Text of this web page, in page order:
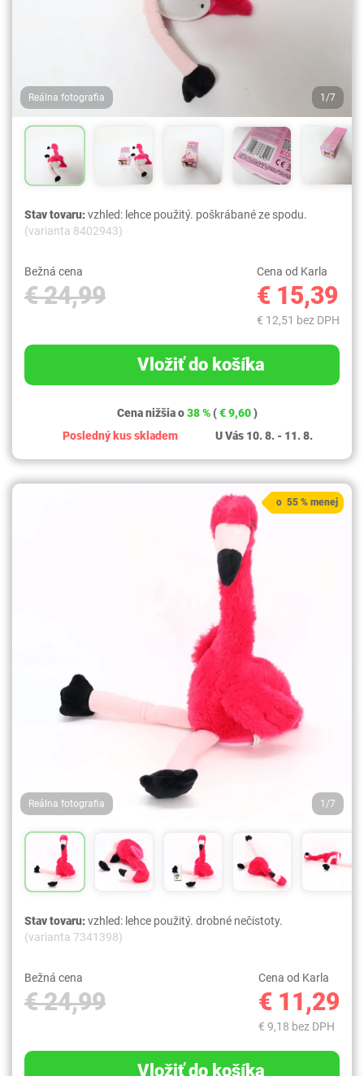
Reálna fotografia 1/7
Stav tovaru:vzhled: lehce použitý. poškrábané ze spodu.
(varianta 8402943)
Bežná cena
€ 24,99
Cena od Karla
€ 15,39
€ 12,51 bez DPH
Vložiť do košíka
Cena nižšia o38 % (€ 9,60)
Posledný kus skladem
U Vás 10. 8. - 11. 8.
Reálna fotografia 1/7
o 55 % menej
Stav tovaru:vzhled: lehce použitý. drobné nečistoty.
(varianta 7341398)
Bežná cena
€ 24,99
Cena od Karla
€ 11,29
€ 9,18 bez DPH
Vložiť do košíka